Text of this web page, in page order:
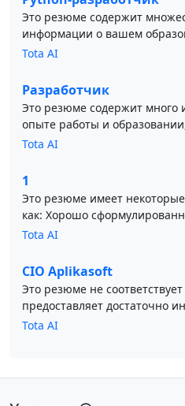
Это резюме содержит
информации о вашем
Tota AI
Разработчик
Это резюме содержит
опыте работы и
Tota AI
1
Это резюме имеет
как: Хорошо
Tota AI
CIO Aplikasoft
Это резюме не
предоставляет достаточно
Tota AI